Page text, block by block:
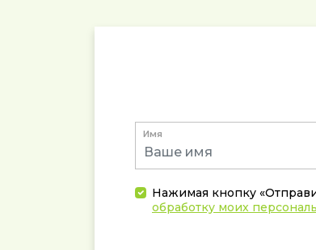
Имя
Нажимая кнопку
обработку моих